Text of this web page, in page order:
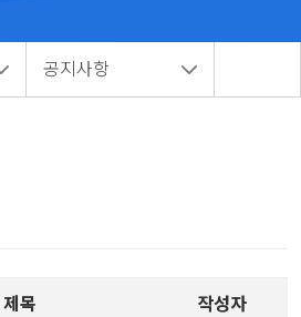
공지사항
제목
작성자